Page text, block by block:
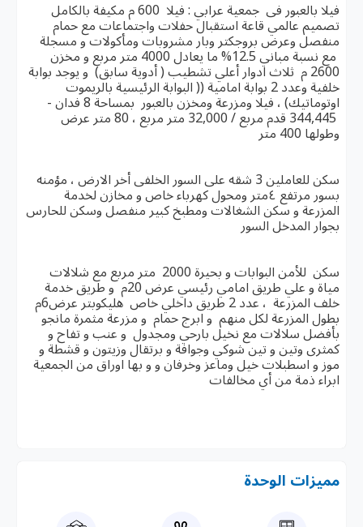
فيلا بالعبور فى جمعية عرابي : فيلا 600 م مكيفة بالكامل
تصميم عالمي قاعة استقبال حفلات واجتماعات مع حمام
منفصل وعرض بروجكتر وبار مشروبات ومأكولات و مسجلة
مع نسبة مباني 12.5% ما يعادل 4000 متر مربع و مخزن
2600 م ثلاث ادوار أعلي تشطيب ( أدوية سابق) و يوجد بوابة
خلفية وعدد 2 بوابة امامية (( البوابة الرئيسية بالريموت
اوتوماتيك) ، فيلا ومزرعة ومخزن بالعبور بمساحة 8 فدان -
344,445 قدم مربع / 32,000 متر مربع ، 80 متر عرض
وطولها 400 متر
سكن للعاملين 3 شقه على السور الخلفى أخر الارض ، مؤمنه
بسور مرتفع ٤متر ومحول كهرباء خاص و مخازن لخدمة
المزرعة و سكن الشغالات ومطبخ كبير منفصل وسكن للحارس
بجوار المدخل السور
سكن للأمن البوابات و بحيرة 2000 متر مربع مع شلالات
مياة و علي طريق امامي رئيسي عرض 20م و طريق خدمة
خلف المزرعة ، عدد 2 طريق داخلي خاص هليكوبتر عرض6م
بطول المزرعة لكل منهم و ابرج حمام و مزرعة مثمرة مانجو
بأفضل سلالات مع نخيل بارحي ومجدول و عنب و تفاح و
كمثرى وتين و تين شوكي وجوافة و برتقال وزيتون و قشطة و
موز و اسطبلات خيل وماعز وخرفان و و بها اوراق من الجمعية
ابراء ذمة من أي مخالفات
مميزات الوحدة